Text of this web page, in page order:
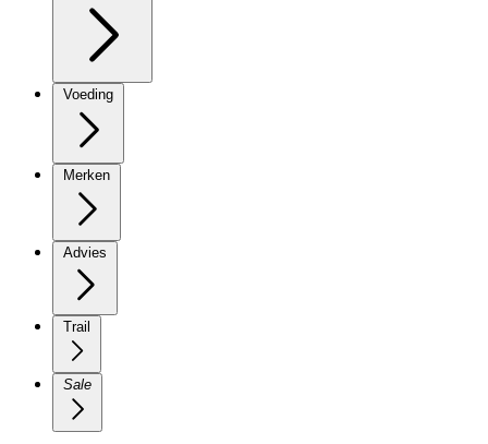
Voeding
Merken
Advies
Trail
Sale